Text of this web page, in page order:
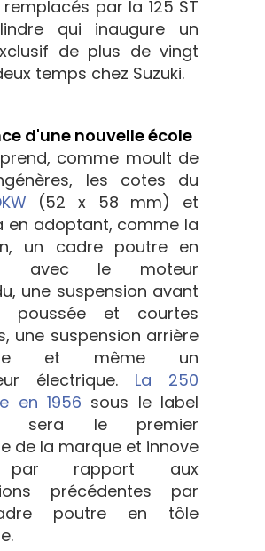
remplacés par la 125 ST
qui inaugure un
de plus de vingt
temps chez Suzuki.
d'une nouvelle école
comme moult de
les cotes du
(52 x 58 mm) et
en adoptant, comme la
un cadre poutre en
avec le moteur
une suspension avant
poussée et courtes
une suspension arrière
et même un
électrique. La 250
en 1956 sous le label
sera le premier
de la marque et innove
par rapport aux
précédentes par
poutre en tôle